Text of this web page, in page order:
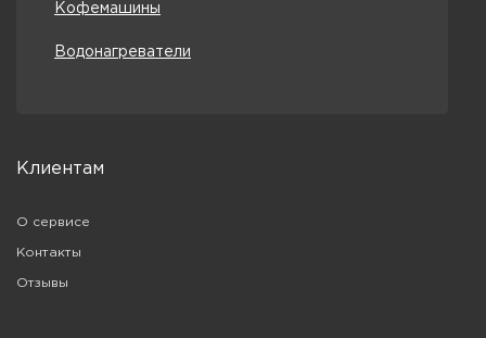
Кофемашины
Водонагреватели
Клиентам
О сервисе
Контакты
Отзывы